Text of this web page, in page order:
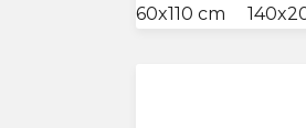
60x110 cm